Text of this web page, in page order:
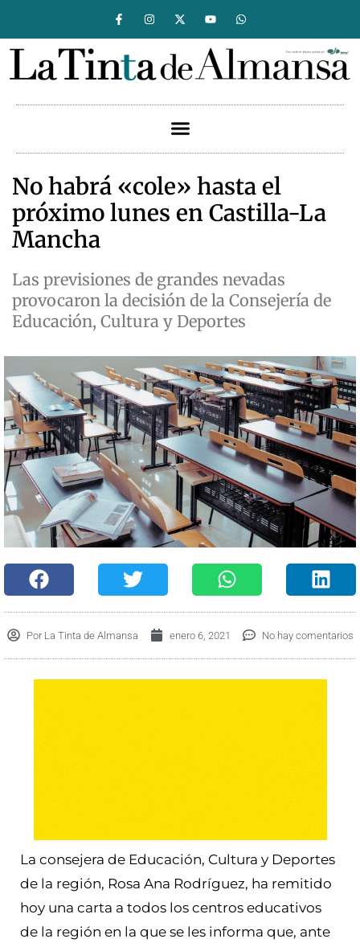
No habrá «cole» hasta el
próximo lunes en Castilla-La
Mancha
Las previsiones de grandes nevadas
provocaron la decisión de la Consejería de
Educación, Cultura y Deportes
PorLa Tinta de Almansa enero 6, 2021 No hay comentarios
La consejera de Educación, Cultura y Deportes
de la región, Rosa Ana Rodríguez, ha remitido
hoy una carta a todos los centros educativos
de la región en la que se les informa que, ante